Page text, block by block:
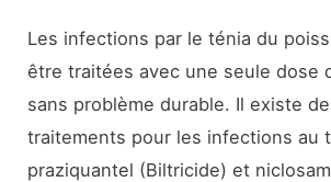
Les infections par le ténia du
être traitées avec une seule dose
sans problème durable. Il existe
traitements pour les infections au
praziquantel (Biltricide) et